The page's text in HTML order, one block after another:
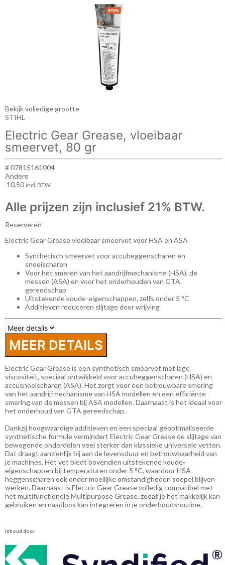
Bekijk volledige grootte
STIHL
Electric Gear Grease, vloeibaar
smeervet, 80 gr
# 07815161004
Andere
10,50 incl. BTW
Alle prijzen zijn inclusief 21% BTW.
Reserveren
Electric Gear Grease vloeibaar smeervet voor HSA en ASA
Synthetisch smeervet voor accuheggenscharen en
snoeischaren
Voor het smeren van het aandrijfmechanisme (HSA), de
messen (ASA) en voor het onderhouden van GTA
gereedschap
Uitstekende koude-eigenschappen, zelfs onder 5 °C
Additieven reduceren slijtage door wrijving
MEER DETAILS
Electric Gear Grease is een synthetisch smeervet met lage
viscositeit, speciaal ontwikkeld voor accuheggenscharen (HSA) en
accusnoeischaren (ASA). Het zorgt voor een betrouwbare smering
van het aandrijfmechanisme van HSA modellen en een efficiënte
smering van de messen bij ASA modellen. Daarnaast is het ideaal voor
het onderhoud van GTA gereedschap.
Dankzij hoogwaardige additieven en een speciaal geoptimaliseerde
synthetische formule vermindert Electric Gear Grease de slijtage van
bewegende onderdelen veel sterker dan klassieke universele vetten.
Dat draagt aanzienlijk bij aan de levensduur en betrouwbaarheid van
je machines. Het vet biedt bovendien uitstekende koude-
eigenschappen bij temperaturen onder 5 °C, waardoor HSA
heggenscharen ook onder moeilijke omstandigheden soepel blijven
werken. Daarnaast is Electric Gear Grease volledig compatibel met
het multifunctionele Multipurpose Grease, zodat je het makkelijk kan
gebruiken en naadloos kan integreren in je onderhoudsroutine.
Inhoud door